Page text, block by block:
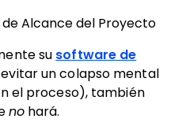
de Alcance del Proyecto
su software de
un colapso mental
el proceso), también
nohará.